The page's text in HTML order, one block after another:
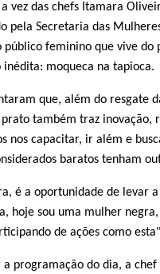
vez das chefs Itamara
pela Secretaria das
feminino que vive do
inédita: moqueca na tapioca.
que, além do resgate
também traz inovação,
nos capacitar, ir além e
baratos tenham
é a oportunidade de levar
hoje sou uma mulher
de ações como
a programação do dia, a